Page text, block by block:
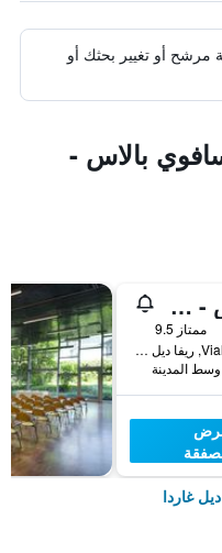
مرشح أو تغيير بحثك أو
بالاس -
ليدو بالاس - ذا ليدينج هوتلز أوف ذا وورلد
ممتاز 9.5
Viale Carducci 10, ريفا ديل غاردا, مقاطعة ترينتو, إيطاليا
غاردا